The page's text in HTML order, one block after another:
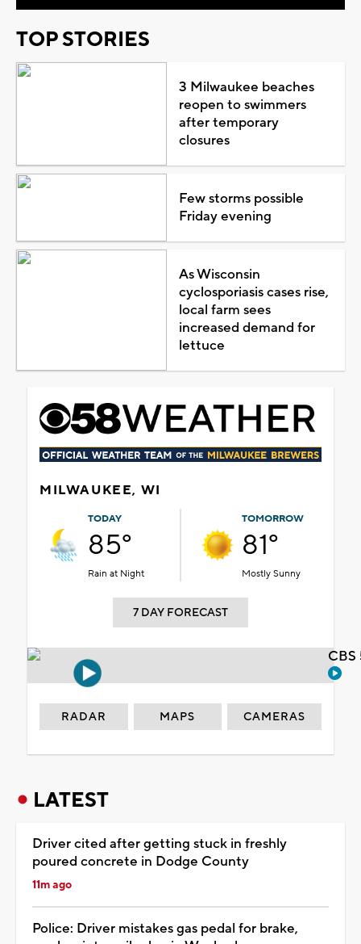
TOP STORIES
3 Milwaukee beaches
reopen to swimmers
after temporary
closures
Few storms possible
Friday evening
As Wisconsin
cyclosporiasis cases rise,
local farm sees
increased demand for
lettuce
MILWAUKEE, WI
TODAY
85°
Rain at Night
TOMORROW
81°
Mostly Sunny
7 DAY FORECAST
RADAR MAPS CAMERAS
LATEST
Driver cited after getting stuck in freshly
poured concrete in Dodge County
11m ago
Police: Driver mistakes gas pedal for brake,